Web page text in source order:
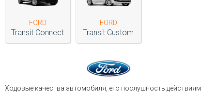
FORD
Transit Connect
FORD
Transit Custom
Ходовые качества автомобиля, его послушность действиям